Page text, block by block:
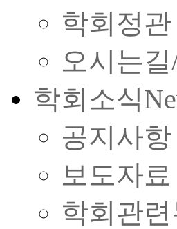
학회정관
오시는
학회소식
공지사항
보도자료
학회관